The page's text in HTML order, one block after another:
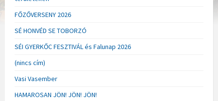
FŐZŐVERSENY 2026
SÉ HONVÉD SE TOBORZÓ
SÉI GYERKŐC FESZTIVÁL és Falunap 2026
(nincs cím)
Vasi Vasember
HAMAROSAN JÖN! JÖN! JÖN!